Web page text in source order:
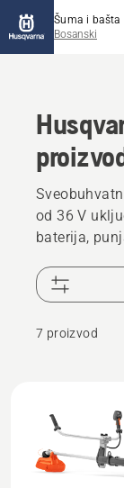
Šuma i bašta
Bosanski
od 36 V
baterija,
dizajnirani
a naša
zahtjevnu
i dizajn
7 proizvod
proizvode